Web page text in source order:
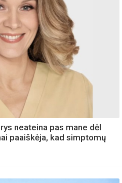
neateina pas mane dėl
paaiškėja, kad simptomų